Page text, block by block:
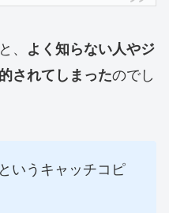
よく知らない人やジ
されてしまったのでし
いうキャッチコピ